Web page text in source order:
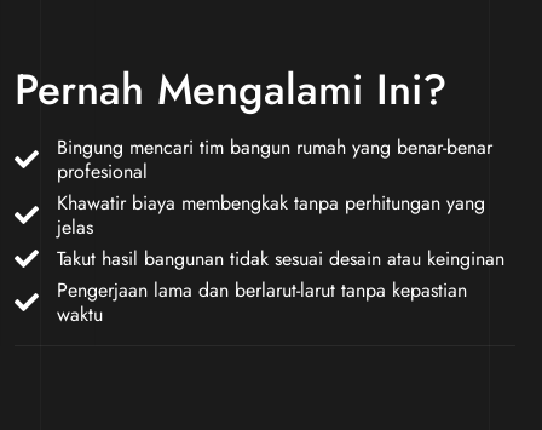
Pernah Mengalami Ini?
Bingung mencari tim bangun rumah yang benar-benar
profesional
Khawatir biaya membengkak tanpa perhitungan yang
jelas
Takut hasil bangunan tidak sesuai desain atau keinginan
Pengerjaan lama dan berlarut-larut tanpa kepastian
waktu